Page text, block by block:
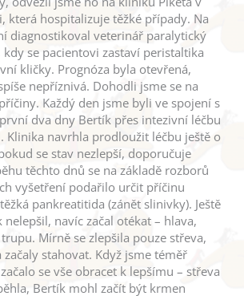
která hospitalizuje těžké případy. Na
diagnostikoval veterinář paralytický
kdy se pacientovi zastaví peristaltika
kličky. Prognóza byla otevřená,
nepříznivá. Dohodli jsme se na
Každý den jsme byli ve spojení s
dva dny Bertík přes intezivní léčbu
Klinika navrhla prodloužit léčbu ještě o
se stav nezlepší, doporučuje
těchto dnů se na základě rozborů
vyšetření podařilo určit příčinu
pankreatitida (zánět slinivky). Ještě
nelepšil, navíc začal otékat – hlava,
Mírně se zlepšila pouze střeva,
stahovat. Když jsme téměř
se vše obracet k lepšímu – střeva
Bertík mohl začít být krmen